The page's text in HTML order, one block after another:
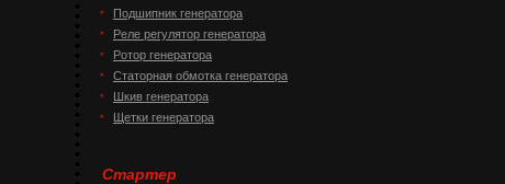
Подшипник генератора
Реле регулятор генератора
Ротор генератора
Статорная обмотка генератора
Шкив генератора
Щетки генератора
Стартер